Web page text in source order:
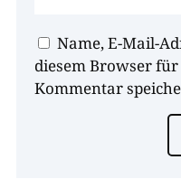
Name, E-Mail-
diesem Browser
Kommentar